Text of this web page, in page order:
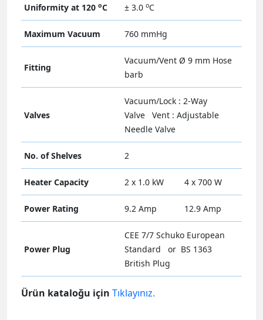
Uniformity at 120 oC ± 3.0 oC
Maximum Vacuum 760 mmHg
Fitting
Vacuum/Vent Ø 9 mm Hose
barb
Valves
Vacuum/Lock : 2-Way
Valve Vent : Adjustable
Needle Valve
No. of Shelves 2
Heater Capacity 2 x 1.0 kW 4 x 700 W
Power Rating 9.2 Amp 12.9 Amp
Power Plug
CEE 7/7 Schuko European
Standard or BS 1363
British Plug
Ürün kataloğu için Tıklayınız.